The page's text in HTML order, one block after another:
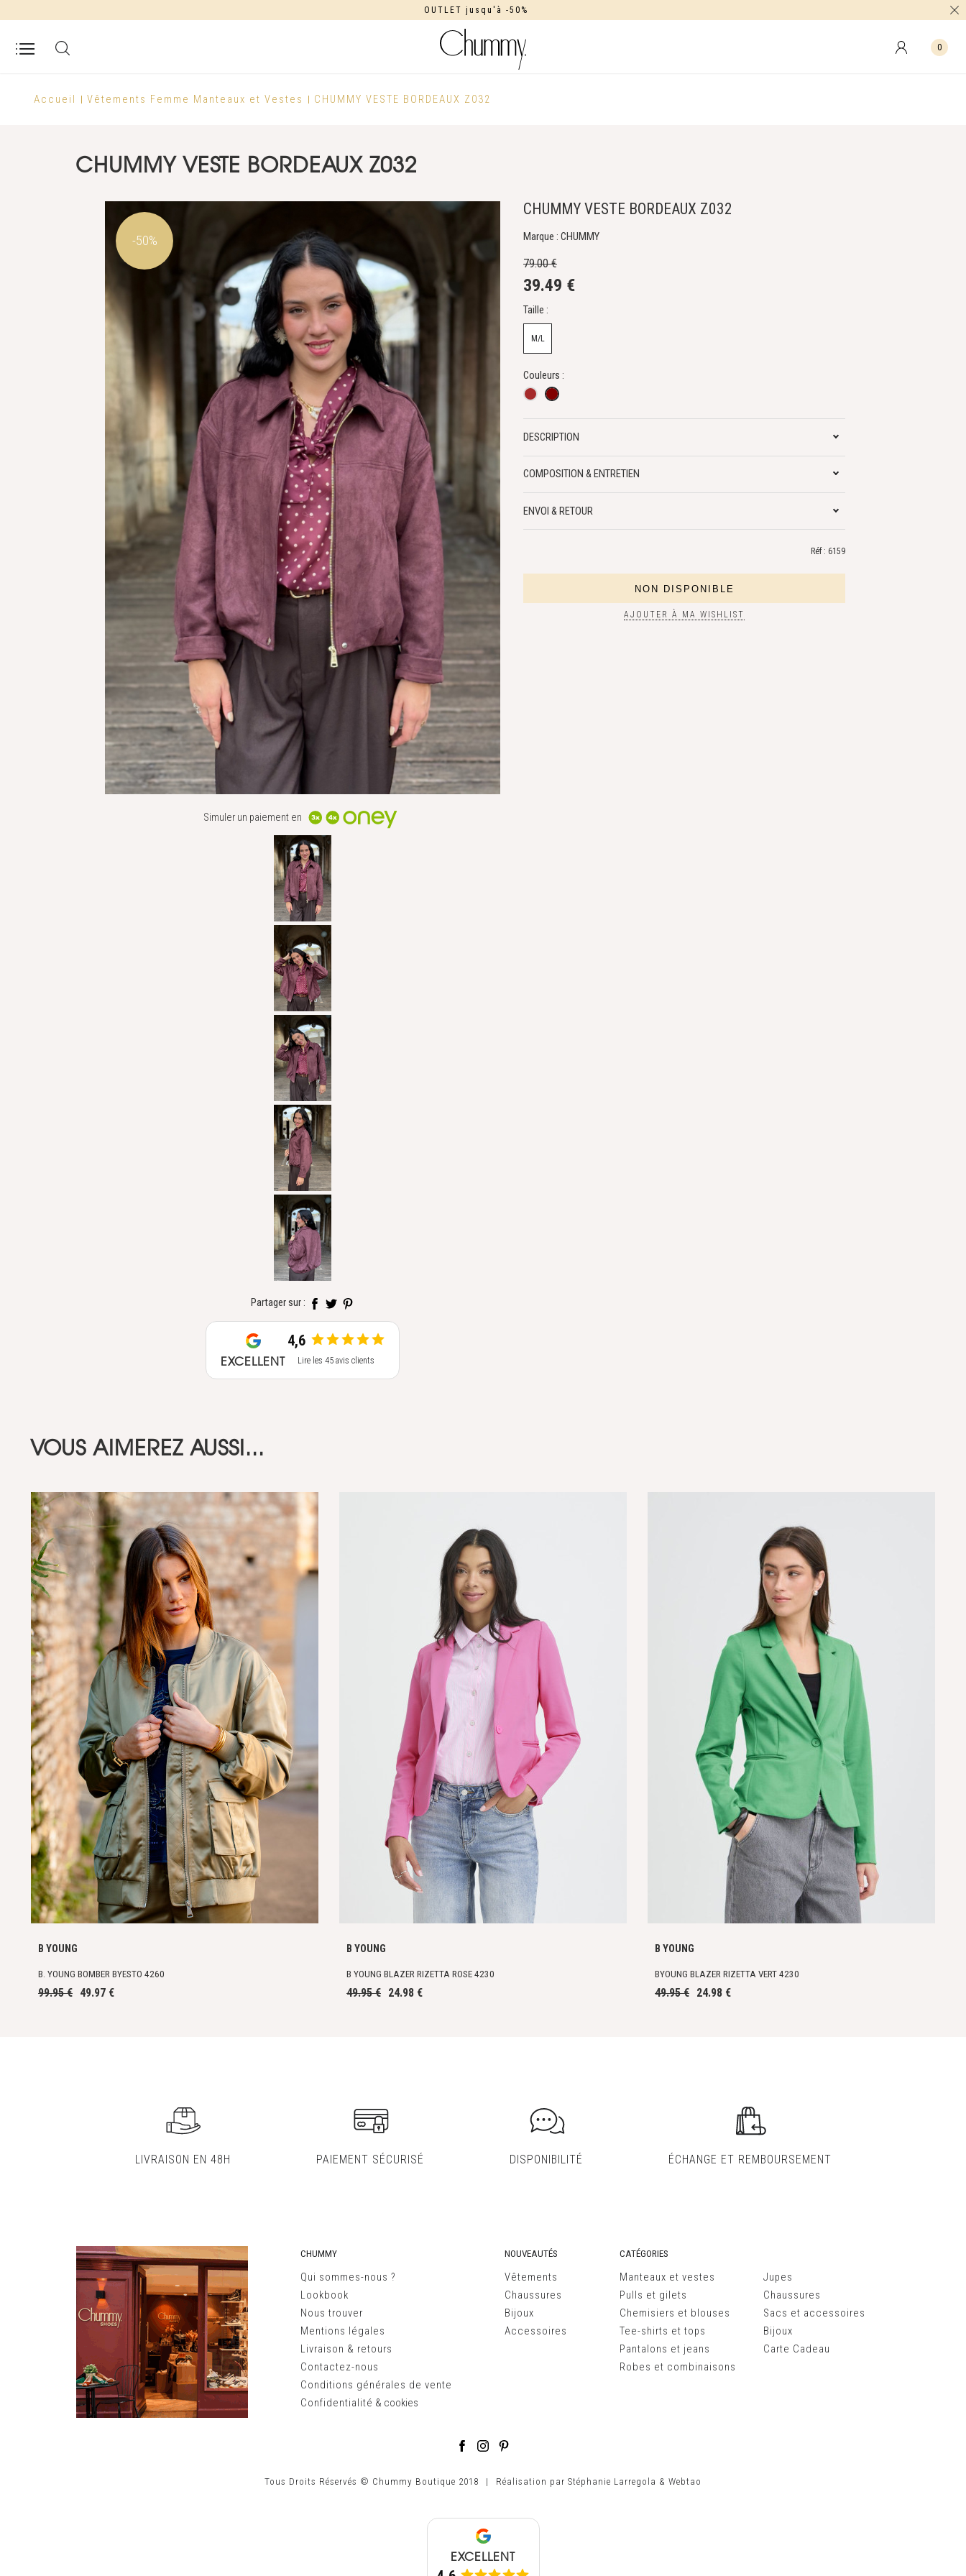
OUTLET jusqu'à -50%
0
Accueil Vêtements Femme Manteaux et Vestes CHUMMY VESTE BORDEAUX Z032
CHUMMY VESTE BORDEAUX Z032
-50%
Simuler un paiement en
Partager sur :
EXCELLENT
4,6
Lire les 45 avis clients
CHUMMY VESTE BORDEAUX Z032
Marque : CHUMMY
79.00 €
39.49 €
Taille :
M/L
Couleurs :
DESCRIPTION
COMPOSITION & ENTRETIEN
ENVOI & RETOUR
Réf : 6159
AJOUTER À MA WISHLIST
VOUS AIMEREZ AUSSI...
B YOUNG
B. YOUNG BOMBER BYESTO 4260
99.95 € 49.97 €
B YOUNG
B YOUNG BLAZER RIZETTA ROSE 4230
49.95 € 24.98 €
B YOUNG
BYOUNG BLAZER RIZETTA VERT 4230
49.95 € 24.98 €
LIVRAISON EN 48H PAIEMENT SÉCURISÉ DISPONIBILITÉ ÉCHANGE ET REMBOURSEMENT
CHUMMY
Qui sommes-nous ?
Lookbook
Nous trouver
Mentions légales
Livraison & retours
Contactez-nous
Conditions générales de vente
Confidentialité & cookies
NOUVEAUTÉS
Vêtements
Chaussures
Bijoux
Accessoires
CATÉGORIES
Manteaux et vestes
Pulls et gilets
Chemisiers et blouses
Tee-shirts et tops
Pantalons et jeans
Robes et combinaisons
Jupes
Chaussures
Sacs et accessoires
Bijoux
Carte Cadeau
Tous Droits Réservés © Chummy Boutique 2018 | Réalisation par Stéphanie Larregola & Webtao
EXCELLENT